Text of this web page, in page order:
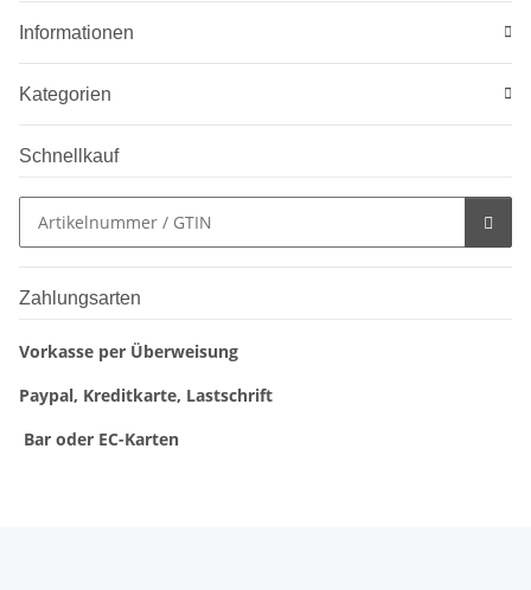
Informationen
Kategorien
Schnellkauf
Zahlungsarten
Vorkasse per Überweisung
Paypal, Kreditkarte, Lastschrift
Bar oder EC-Karten